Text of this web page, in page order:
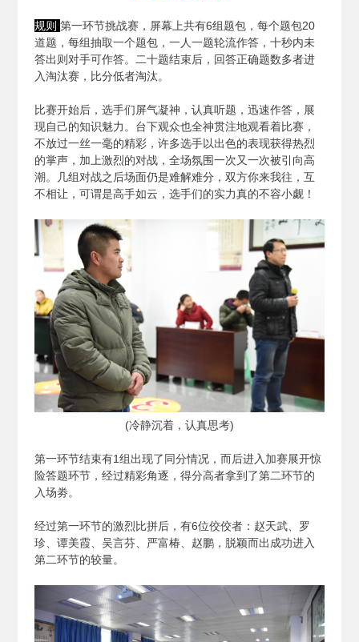
规则 第一环节挑战赛，屏幕上共有6组题包，每个题包20
道题，每组抽取一个题包，一人一题轮流作答，十秒内未
答出则对手可作答。二十题结束后，回答正确题数多者进
入淘汰赛，比分低者淘汰。
比赛开始后，选手们屏气凝神，认真听题，迅速作答，展
现自己的知识魅力。台下观众也全神贯注地观看着比赛，
不放过一丝一毫的精彩，许多选手以出色的表现获得热烈
的掌声，加上激烈的对战，全场氛围一次又一次被引向高
潮。几组对战之后场面仍是难解难分，双方你来我往，互
不相让，可谓是高手如云，选手们的实力真的不容小觑！
(冷静沉着，认真思考)
第一环节结束有1组出现了同分情况，而后进入加赛展开惊
险答题环节，经过精彩角逐，得分高者拿到了第二环节的
入场劵。
经过第一环节的激烈比拼后，有6位佼佼者：赵天武、罗
珍、谭美霞、吴言芬、严富椿、赵鹏，脱颖而出成功进入
第二环节的较量。